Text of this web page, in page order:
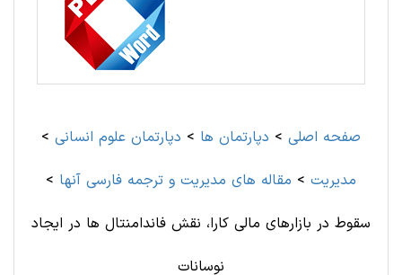
صفحه اصلی > دپارتمان ها > دپارتمان علوم انسانی >
مديريت > مقاله های مديريت و ترجمه فارسی آنها >
سقوط در بازارهای مالی کارا، نقش فاندامنتال ها در ایجاد
نوسانات